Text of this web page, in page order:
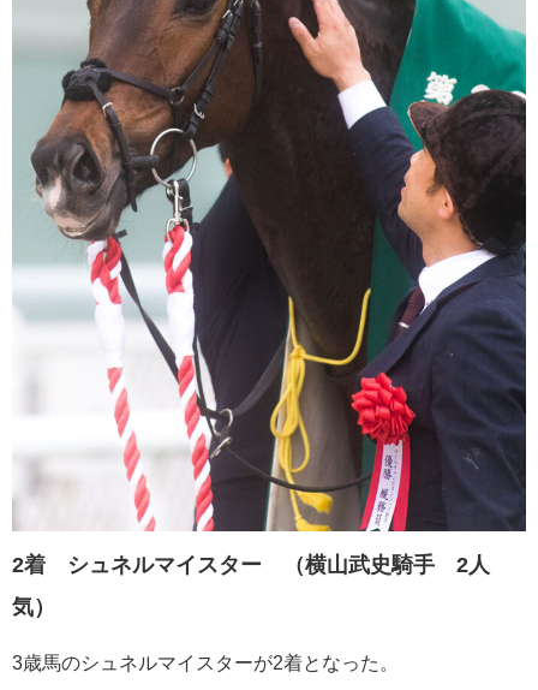
2着 シュネルマイスター （横山武史騎手 2人
気）
3歳馬のシュネルマイスターが2着となった。